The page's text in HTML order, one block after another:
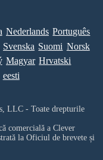
Nederlands Português
Svenska Suomi Norsk
Magyar Hrvatski
eesti
LLC - Toate drepturile
comercială a Clever
la Oficiul de brevete și